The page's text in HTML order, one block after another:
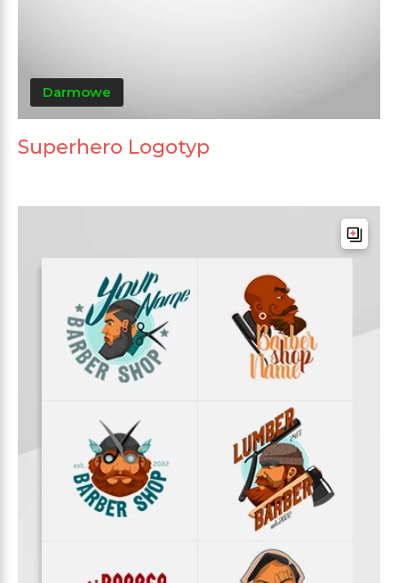
Darmowe
Superhero Logotyp